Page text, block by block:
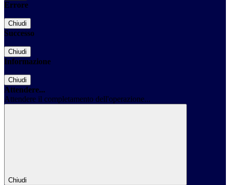
Errore
Chiudi
Successo
Chiudi
Informazione
Chiudi
Attendere...
Attendere il completamento dell'operazione...
Chiudi